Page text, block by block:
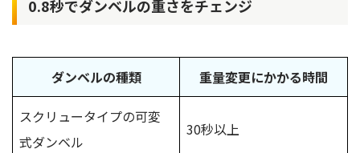
0.8秒でダンベルの重さをチェンジ
ダンベルの種類 重量変更にかかる時間
スクリュータイプの可変
式ダンベル
30秒以上